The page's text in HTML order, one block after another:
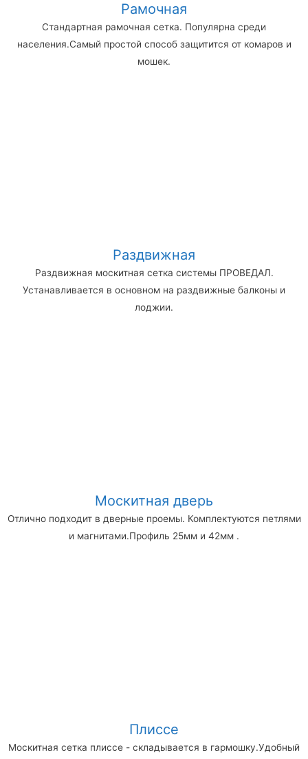
Рамочная
Стандартная рамочная сетка. Популярна среди
населения.Самый простой способ защитится от комаров и
мошек.
Раздвижная
Раздвижная москитная сетка системы ПРОВЕДАЛ.
Устанавливается в основном на раздвижные балконы и
лоджии.
Москитная дверь
Отлично подходит в дверные проемы. Комплектуются петлями
и магнитами.Профиль 25мм и 42мм .
Плиссе
Москитная сетка плиссе - складывается в гармошку.Удобный